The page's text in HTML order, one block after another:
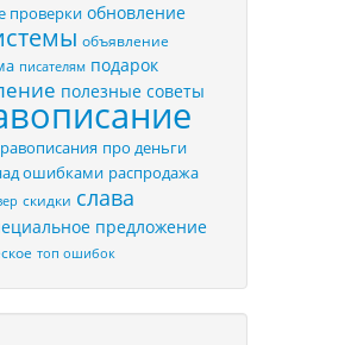
проверки обновление
объявление
писателям подарок
полезные советы
про деньги
ошибками распродажа
скидки слава
предложение
топ ошибок